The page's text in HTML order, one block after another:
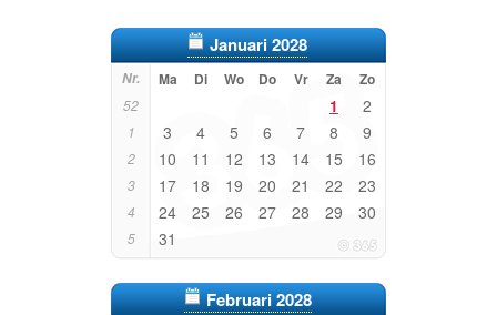
Januari 2028
Nr. Ma Di Wo Do Vr Za Zo
52 1 2
1 3 4 5 6 7 8 9
2 10 11 12 13 14 15 16
3 17 18 19 20 21 22 23
4 24 25 26 27 28 29 30
5 31
Februari 2028